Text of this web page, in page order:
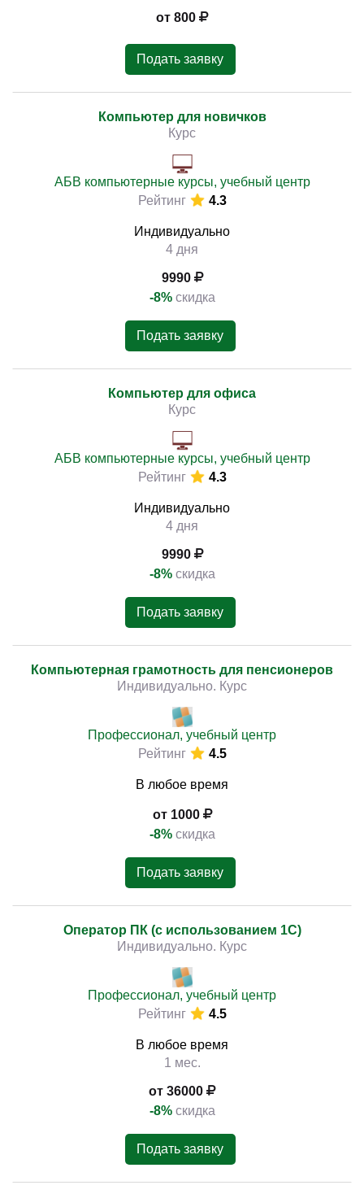
от 800
Подать заявку
Компьютер для новичков
Курс
АБВ компьютерные курсы, учебный центр
Рейтинг
4.3
Индивидуально
4 дня
9990
-8% скидка
Подать заявку
Компьютер для офиса
Курс
АБВ компьютерные курсы, учебный центр
Рейтинг
4.3
Индивидуально
4 дня
9990
-8% скидка
Подать заявку
Компьютерная грамотность для пенсионеров
Индивидуально. Курс
Профессионал, учебный центр
Рейтинг
4.5
В любое время
от 1000
-8% скидка
Подать заявку
Оператор ПК (с использованием 1С)
Индивидуально. Курс
Профессионал, учебный центр
Рейтинг
4.5
В любое время
1 мес.
от 36000
-8% скидка
Подать заявку